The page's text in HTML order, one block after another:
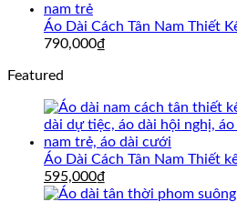
Áo Dài Cách Tân Nam Thiết
790,000₫
Featured
Áo Dài Cách Tân Nam Thiết
Giá
gốc
595,000₫
hiện